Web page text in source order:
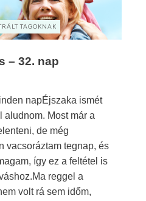
TAGOKNAK
– 32. nap
napÉjszaka ismét
Most már a
de még
vacsoráztam tegnap, és
így ez a feltétel is
reggel a
volt rá sem időm,